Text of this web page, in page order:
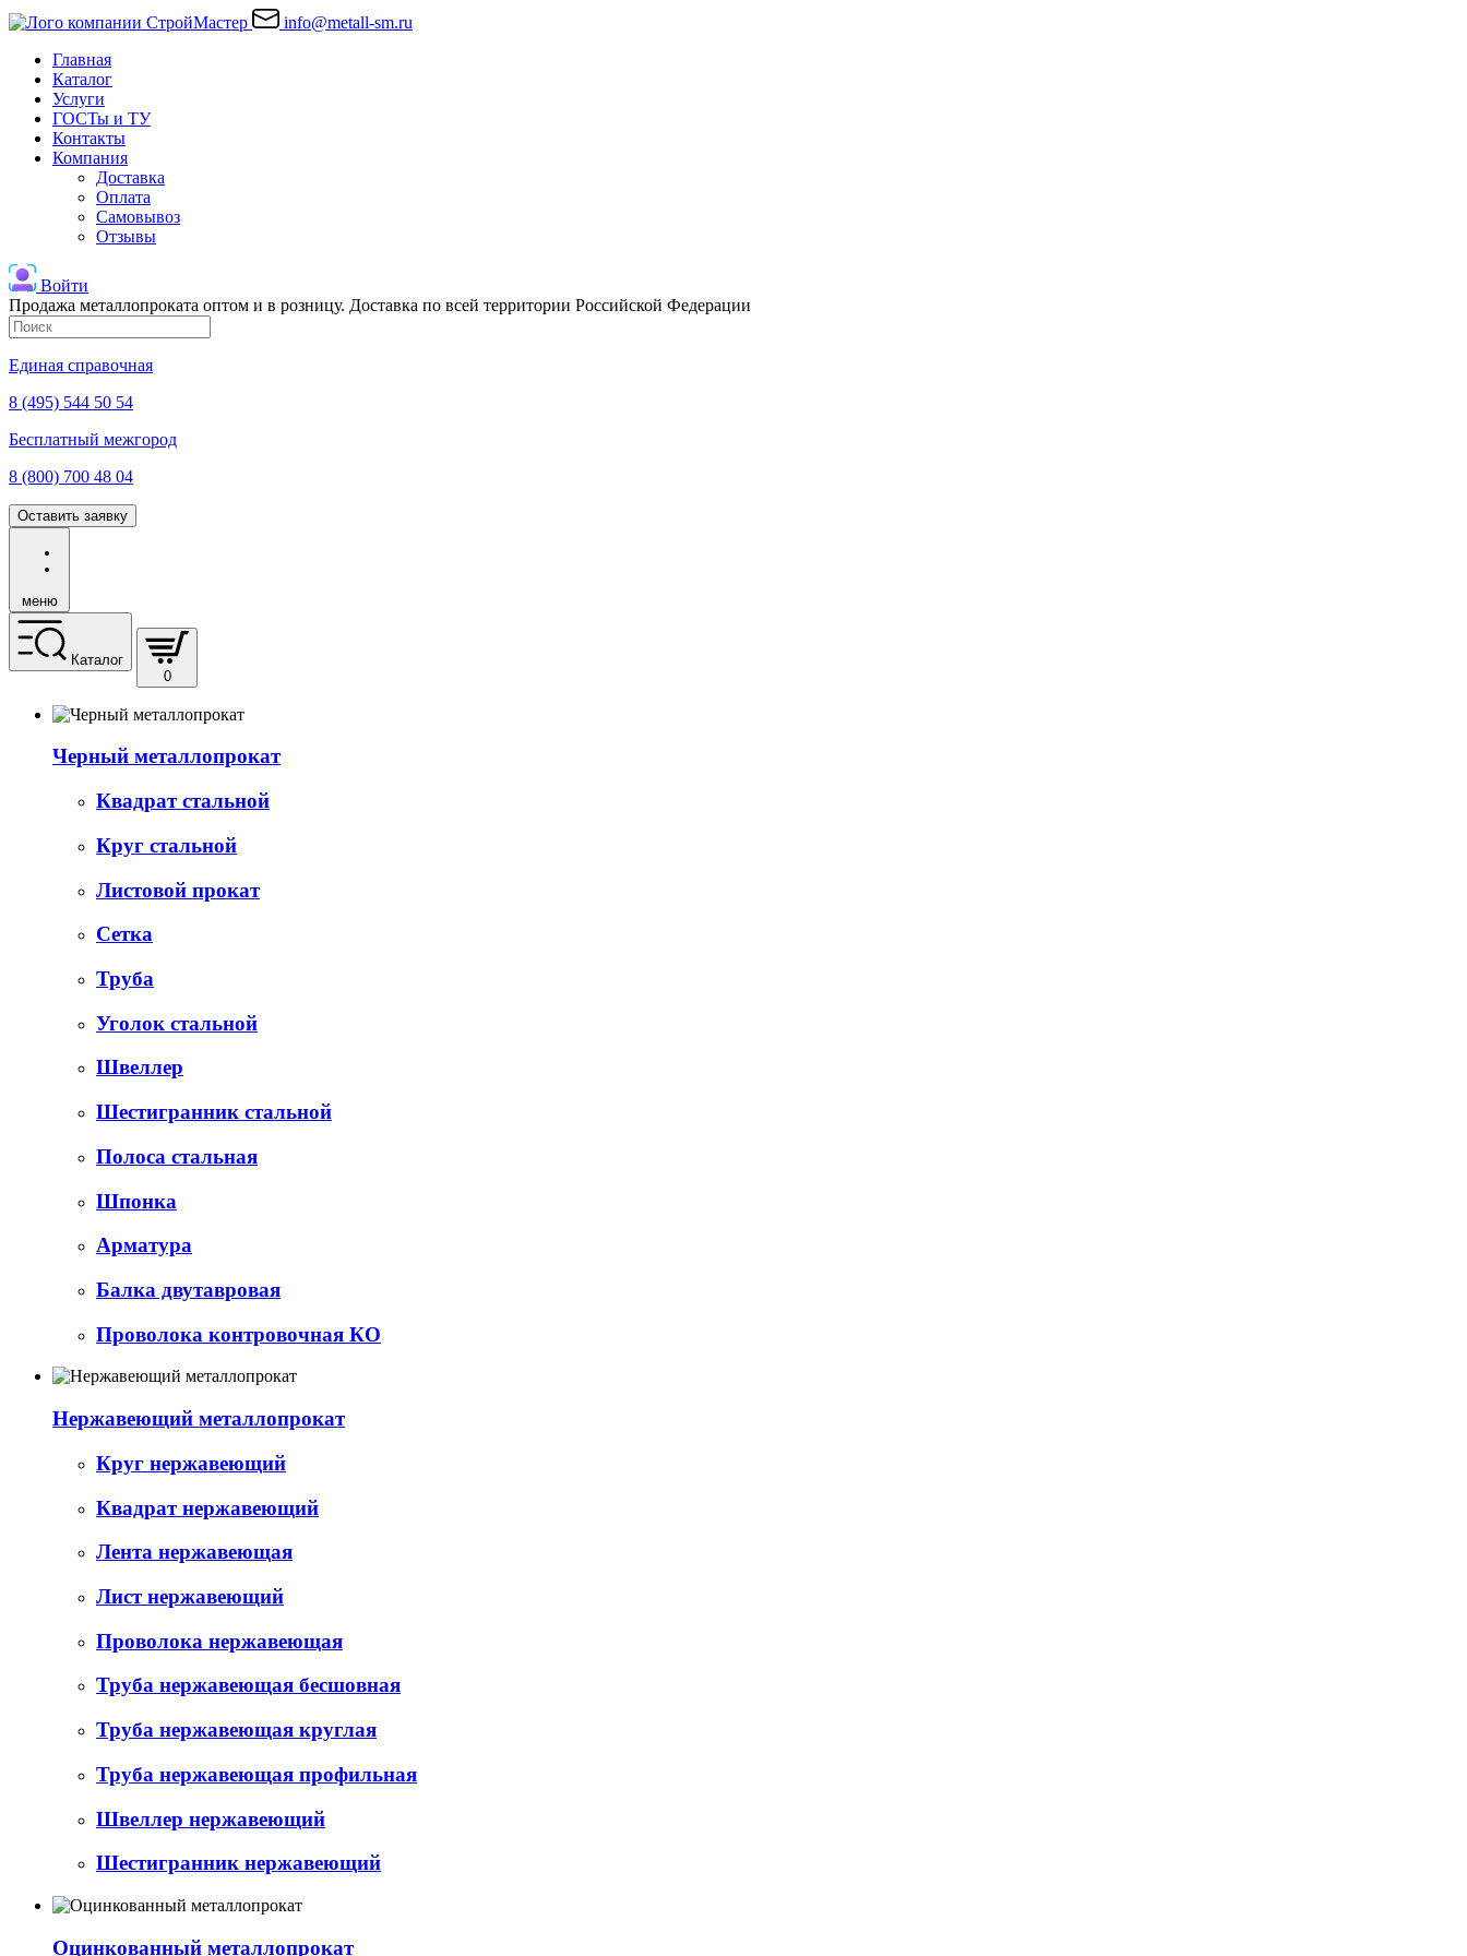
info@metall-sm.ru
Главная
Каталог
Услуги
ГОСТы и ТУ
Контакты
Компания
Доставка
Оплата
Самовывоз
Отзывы
Войти
Продажа металлопроката оптом и в розницу. Доставка по всей территории Российской Федерации
Единая справочная
8 (495) 544 50 54
Бесплатный межгород
8 (800) 700 48 04
Оставить заявку
меню
Каталог
0
Черный металлопрокат
Квадрат стальной
Круг стальной
Листовой прокат
Сетка
Труба
Уголок стальной
Швеллер
Шестигранник стальной
Полоса стальная
Шпонка
Арматура
Балка двутавровая
Проволока контровочная КО
Нержавеющий металлопрокат
Круг нержавеющий
Квадрат нержавеющий
Лента нержавеющая
Лист нержавеющий
Проволока нержавеющая
Труба нержавеющая бесшовная
Труба нержавеющая круглая
Труба нержавеющая профильная
Швеллер нержавеющий
Шестигранник нержавеющий
Оцинкованный металлопрокат